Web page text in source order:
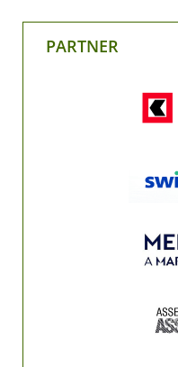
PARTNER